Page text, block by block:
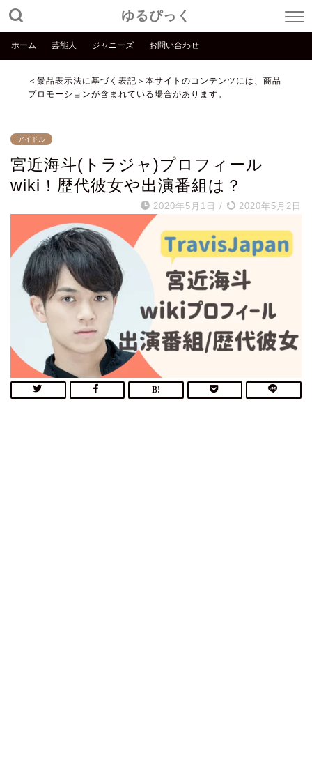
ゆるぴっく
ホーム 芸能人 ジャニーズ お問い合わせ
＜景品表示法に基づく表記＞本サイトのコンテンツには、商品
プロモーションが含まれている場合があります。
アイドル
宮近海斗(トラジャ)プロフィール
wiki！歴代彼女や出演番組は？
2020年5月1日 / 2020年5月2日